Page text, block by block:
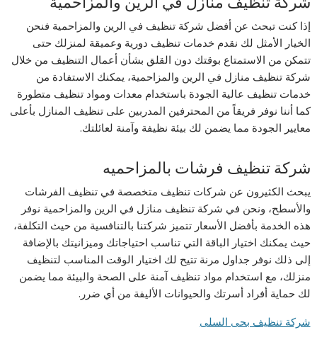
إذا كنت تبحث عن أفضل شركة تنظيف في الرين والمزاحمية فنحن
الخيار الأمثل لك نقدم خدمات تنظيف دورية وعميقة لمنزلك حتى
تتمكن من الاستمتاع بوقتك دون القلق بشأن أعمال التنظيف من خلال
شركة تنظيف منازل في الرين والمزاحمية، يمكنك الاستفادة من
خدمات تنظيف عالية الجودة باستخدام معدات ومواد تنظيف متطورة
كما أننا نوفر فريقاً من المحترفين المدربين على تنظيف المنازل بأعلى
معايير الجودة مما يضمن لك بيئة نظيفة وآمنة لعائلتك.
شركة تنظيف فرشات بالمزاحميه
يبحث الكثيرون عن شركات تنظيف متخصصة في تنظيف الفرشات
والأسطح، ونحن في شركة تنظيف منازل في الرين والمزاحمية نوفر
هذه الخدمة بأفضل الأسعار تتميز شركتنا بالتنافسية من حيث التكلفة،
حيث يمكنك اختيار الباقة التي تناسب احتياجاتك وميزانيتك بالإضافة
إلى ذلك نوفر جداول مرنة تتيح لك اختيار الوقت المناسب لتنظيف
منزلك، مع استخدام مواد تنظيف آمنة على الصحة والبيئة مما يضمن
لك حماية أفراد أسرتك والحيوانات الأليفة من أي ضرر.
شركة تنظيف بحى السلى